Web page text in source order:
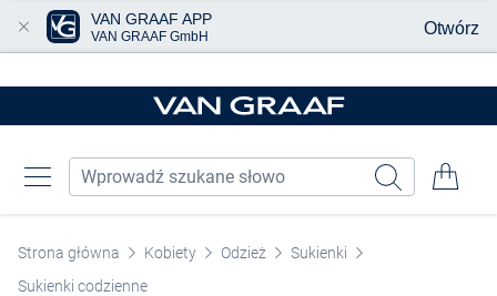
Strona główna Kobiety Odzież
Sukienki
Sukienki codzienne
VAN GRAAF APP
VAN GRAAF GmbH Otwórz